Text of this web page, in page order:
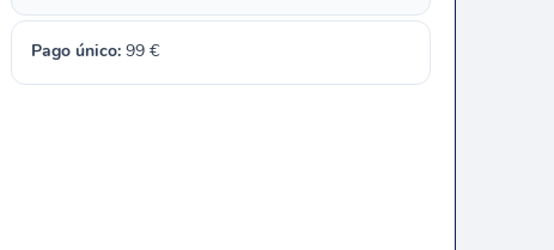
Pago único: 99€